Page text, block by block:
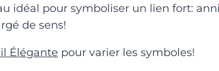
idéal pour symboliser un lien fort:
de sens!
Élégante pour varier les symboles!